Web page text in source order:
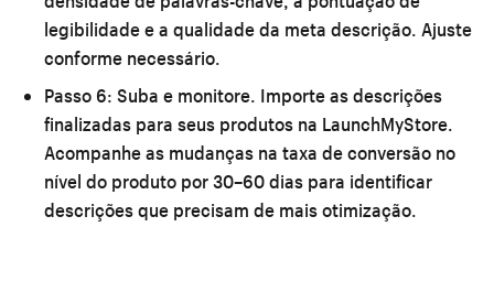
legibilidade e a qualidade da meta descrição. Ajuste
conforme necessário.
Passo 6: Suba e monitore. Importe as descrições
finalizadas para seus produtos na LaunchMyStore.
Acompanhe as mudanças na taxa de conversão no
nível do produto por 30–60 dias para identificar
descrições que precisam de mais otimização.